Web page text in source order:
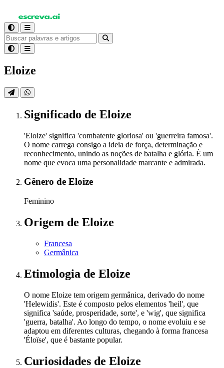
Eloize
Significado de Eloize
'Eloize' significa 'combatente gloriosa' ou 'guerreira famosa'.
O nome carrega consigo a ideia de força, determinação e
reconhecimento, unindo as noções de batalha e glória. É um
nome que evoca uma personalidade marcante e admirada.
Gênero de Eloize
Feminino
Origem de Eloize
Francesa
Germânica
Etimologia de Eloize
O nome Eloize tem origem germânica, derivado do nome
'Helewidis'. Este é composto pelos elementos 'heil', que
significa 'saúde, prosperidade, sorte', e 'wig', que significa
'guerra, batalha'. Ao longo do tempo, o nome evoluiu e se
adaptou em diferentes culturas, chegando à forma francesa
'Éloïse', que é bastante popular.
Curiosidades de Eloize